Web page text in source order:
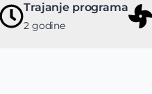
Trajanje programa
2 godine